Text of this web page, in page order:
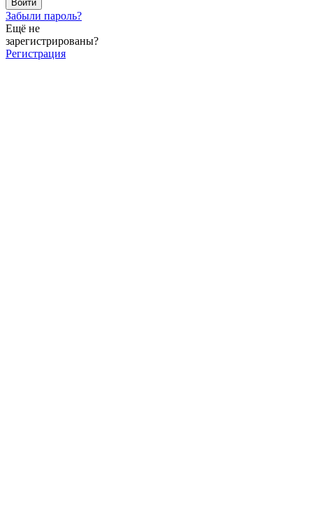
Забыли пароль?
Ещё не
зарегистрированы?
Регистрация